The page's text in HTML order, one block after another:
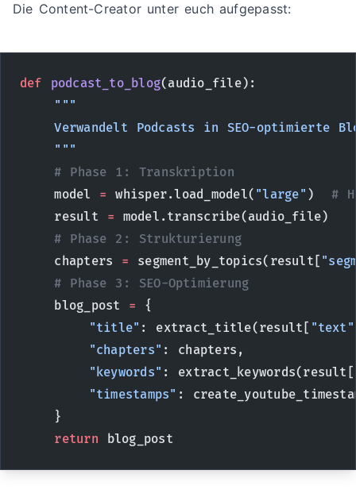
Die Content-Creator unter euch aufgepasst:
def podcast_to_blog(audio_file):
    """
Verwandelt Podcasts in SEO-optimierte
    """
    # Phase 1: Transkription
    model
= whisper.load_model( "large" ) #
    result
= model.transcribe(audio_file)
    # Phase 2: Strukturierung
    chapters
= segment_by_topics(result[
    # Phase 3: SEO-Optimierung
    blog_post
= {
        "title"
: extract_title(result[ "text"
        "chapters"
: chapters,
        "keywords"
: extract_keywords(result[
        "timestamps"
:
    }
    return
blog_post